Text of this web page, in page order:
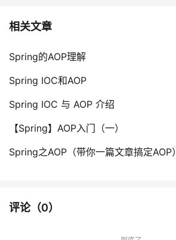
相关文章
Spring的AOP理解
Spring IOC和AOP
Spring IOC 与 AOP 介绍
【Spring】AOP入门（一）
Spring之AOP（带你一篇文章搞定AOP）
评论（0）